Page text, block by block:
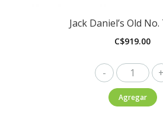
Jack Daniel’s Old
C$919.00
Jack
Daniel's
Old
Agregar